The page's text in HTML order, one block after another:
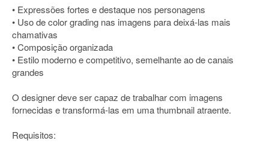
• Expressões fortes e destaque nos personagens
• Uso de color grading nas imagens para deixá-las mais
chamativas
• Composição organizada
• Estilo moderno e competitivo, semelhante ao de canais
grandes
O designer deve ser capaz de trabalhar com imagens
fornecidas e transformá-las em uma thumbnail atraente.
Requisitos: